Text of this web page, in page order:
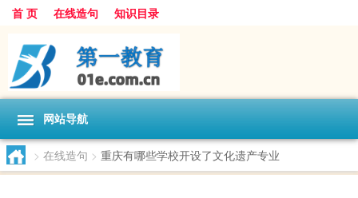
首 页 在线造句 知识目录
网站导航
> 在线造句 > 重庆有哪些学校开设了文化遗产专业